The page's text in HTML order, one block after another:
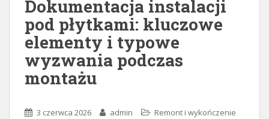
Dokumentacja instalacji
pod płytkami: kluczowe
elementy i typowe
wyzwania podczas
montażu
3 czerwca 2026 admin
Remont i wykończenie